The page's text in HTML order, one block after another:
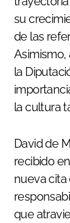
su
de las
la
la cultura
David de
recibido
nueva cita
que